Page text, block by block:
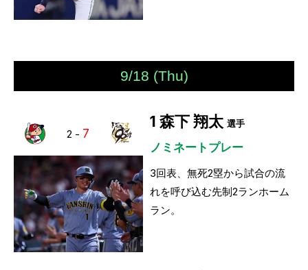
9/18 (Thu)
2 - 7
1 森下 翔太 選手
ノミネートプレー
3回表、無死2塁から試合の流
れを呼び込む先制2ランホーム
ラン。